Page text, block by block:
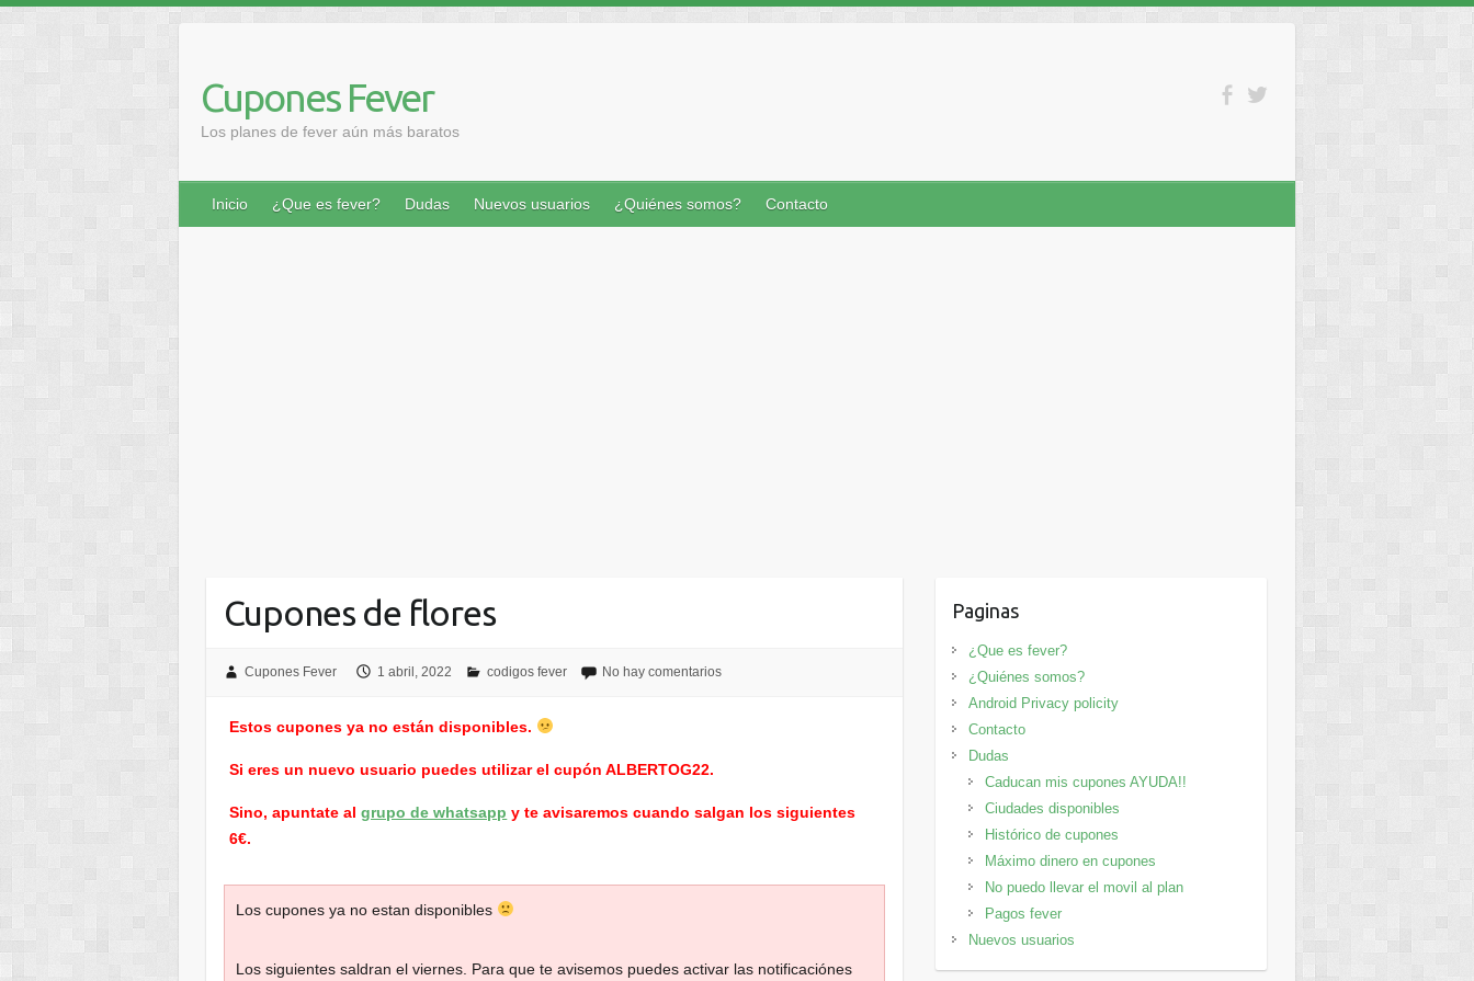
contenido
Cupones Fever
Los planes de fever aún más baratos
Inicio ¿Que es fever? Dudas Nuevos usuarios ¿Quiénes somos? Contacto
Cupones de flores
Cupones Fever 1 abril, 2022 codigos fever No hay comentarios
Estos cupones ya no están disponibles.
Si eres un nuevo usuario puedes utilizar el cupón ALBERTOG22.
Sino, apuntate algrupo de whatsapp y te avisaremos cuando salgan los siguientes
6€.
Los cupones ya no estan disponibles
Los siguientes saldran el viernes. Para que te avisemos puedes activar las notificaciónes
Paginas
¿Que es fever?
¿Quiénes somos?
Android Privacy policity
Contacto
Dudas
Caducan mis cupones AYUDA!!
Ciudades disponibles
Histórico de cupones
Máximo dinero en cupones
No puedo llevar el movil al plan
Pagos fever
Nuevos usuarios